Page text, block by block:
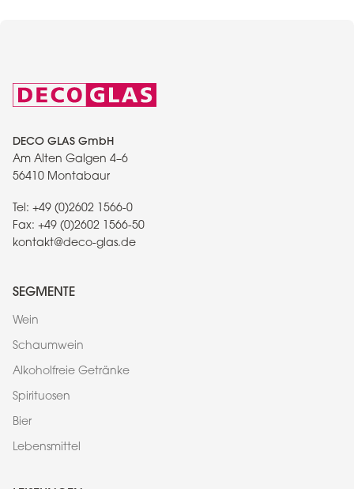
DECO GLAS GmbH
Am Alten Galgen 4–6
56410 Montabaur
Tel: +49 (0)2602 1566-0
Fax: +49 (0)2602 1566-50
kontakt@deco-glas.de
SEGMENTE
Wein
Schaumwein
Alkoholfreie Getränke
Spirituosen
Bier
Lebensmittel